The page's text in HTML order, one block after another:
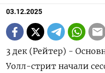
03.12.2025
3 дек (Рейтер) -
Уолл-стрит начали